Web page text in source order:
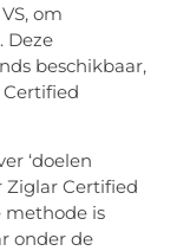
om
Deze
beschikbaar,
Certified
‘doelen
Ziglar Certified
methode is
onder de